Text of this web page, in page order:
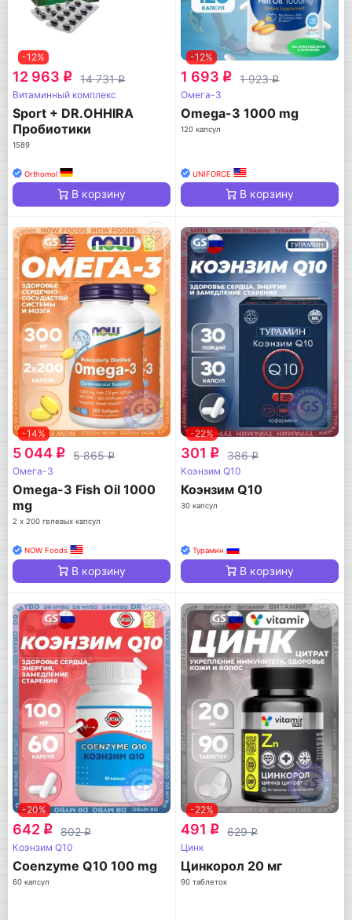
-12%
12 963 q 14 731q
Витаминный комплекс
Sport + DR.OHHIRA
Пробиотики
1589
Orthomol
В корзину
-12%
1 693 q 1 923q
Омега-3
Omega-3 1000 mg
120 капсул
UNIFORCE
В корзину
-14%
5 044 q 5 865q
Омега-3
Omega-3 Fish Oil 1000
mg
2 х 200 гелевых капсул
NOW Foods
В корзину
-22%
301 q 386q
Коэнзим Q10
Коэнзим Q10
30 капсул
Турамин
В корзину
-20%
642 q 802q
Коэнзим Q10
Coenzyme Q10 100 mg
60 капсул
-22%
491 q 629q
Цинк
Цинкорол 20 мг
90 таблеток